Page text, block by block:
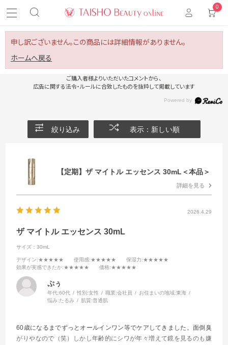
0
申し訳ございません。この商品には詳細情報がありません。
ホームへ戻る
ご購入者様よりいただいたコメントから、
広告に関する法令・ルールに合致したものを抜粋して掲載しています
絞り込み 表示：新しい順
【定期】ザ マイトル エッセンス 30mL＜本品＞
詳細を見る
2026.4.29
ザ マイトル エッセンス 30mL
サイズ：30mL
デザイン:★★★★★ 使用感:★★★★★ 保湿力:★★★★★
効果が実感できたか:★★★★★ 価格:★★★★★
ぷぅ
年代:60代 性別:女性 職業:会社員 お住まいの地域:東海
悩み:たるみ 肌質:普通肌
60歳になるまでずっとオールインワン等でケアしてきました。面倒臭
がりやなので（笑）しかし年齢的にシワが年々増えて鏡を見るのも嫌